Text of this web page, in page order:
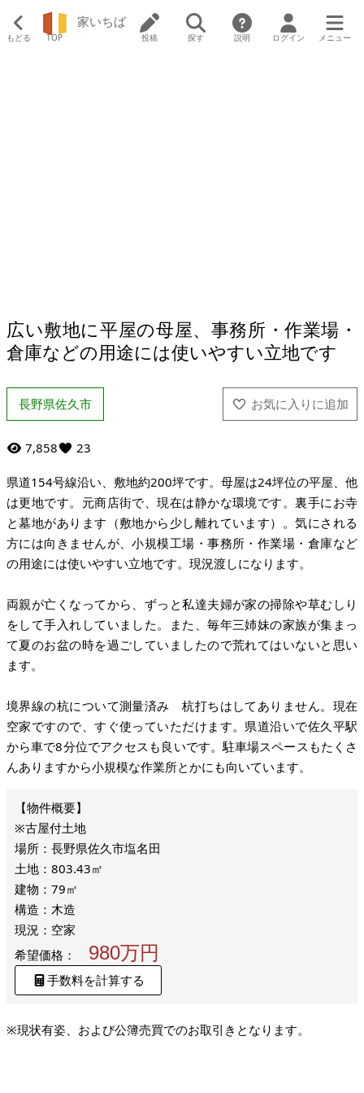
もどる TOP
家いちば
投稿 探す 説明 ログイン メニュー
広い敷地に平屋の母屋、事務所・作業場・
倉庫などの用途には使いやすい立地です
長野県佐久市
7,858 23
県道154号線沿い、敷地約200坪です。母屋は24坪位の平屋、他
は更地です。元商店街で、現在は静かな環境です。裏手にお寺
と墓地があります（敷地から少し離れています）。気にされる
方には向きませんが、小規模工場・事務所・作業場・倉庫など
の用途には使いやすい立地です。現況渡しになります。
両親が亡くなってから、ずっと私達夫婦が家の掃除や草むしり
をして手入れしていました。また、毎年三姉妹の家族が集まっ
て夏のお盆の時を過ごしていましたので荒れてはいないと思い
ます。
境界線の杭について測量済み 杭打ちはしてありません。現在
空家ですので、すぐ使っていただけます。県道沿いで佐久平駅
から車で8分位でアクセスも良いです。駐車場スペースもたくさ
んありますから小規模な作業所とかにも向いています。
※古屋付土地
場所：長野県佐久市塩名田
土地：803.43㎡
建物：79㎡
構造：木造
現況：空家
希望価格：
980万円
手数料を計算する
※現状有姿、および公簿売買でのお取引きとなります。